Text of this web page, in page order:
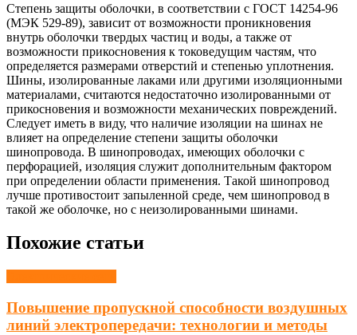
Степень защиты оболочки, в соответствии с ГОСТ 14254-96
(МЭК 529-89), зависит от возможности проникновения
внутрь оболочки твердых частиц и воды, а также от
возможности прикосновения к токоведущим частям, что
определяется размерами отверстий и степенью уплотнения.
Шины, изолированные лаками или другими изоляционными
материалами, считаются недостаточно изолированными от
прикосновения и возможности механических повреждений.
Следует иметь в виду, что наличие изоляции на шинах не
влияет на определение степени защиты оболочки
шинопровода. В шинопроводах, имеющих оболочки с
перфорацией, изоляция служит дополнительным фактором
при определении области применения. Такой шинопровод
лучше противостоит запыленной среде, чем шинопровод в
такой же оболочке, но с неизолированными шинами.
Похожие статьи
Повышение пропускной способности воздушных
линий электропередачи: технологии и методы